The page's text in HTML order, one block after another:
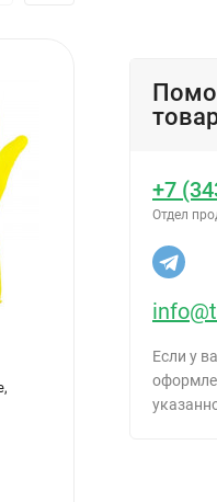
Наколенники
чашкой
+7
Отдел
Если у